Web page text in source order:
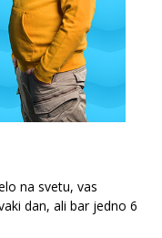
na svetu, vas
dan, ali bar jedno 6